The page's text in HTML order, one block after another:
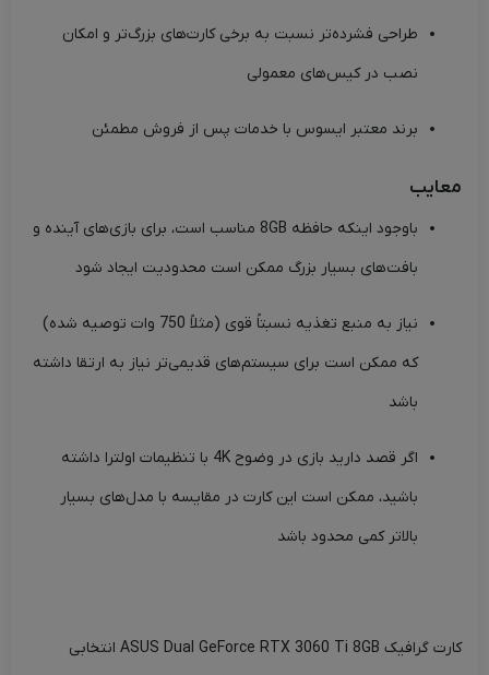
طراحی فشرده‌تر نسبت به برخی کارت‌های بزرگ‌تر و امکان
نصب در کیس‌های معمولی
برند معتبر ایسوس با خدمات پس از فروش مطمئن
معایب
باوجود اینکه حافظه 8GB مناسب است، برای بازی‌های آینده و
بافت‌های بسیار بزرگ ممکن است محدودیت ایجاد شود
نیاز به منبع تغذیه نسبتاً قوی (مثلاً 750 وات توصیه شده)
که ممکن است برای سیستم‌های قدیمی‌تر نیاز به ارتقا داشته
باشد
اگر قصد دارید بازی در وضوح 4K با تنظیمات اولترا داشته
باشید، ممکن است این کارت در مقایسه با مدل‌های بسیار
بالاتر کمی محدود باشد
کارت گرافیک ASUS Dual GeForce RTX 3060 Ti 8GB انتخابی